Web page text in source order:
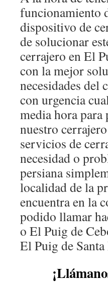
funcionamiento
dispositivo de
de solucionar
cerrajero en El
con la mejor
necesidades del
con urgencia
media hora para
nuestro
servicios de
necesidad o
persiana
localidad de la
encuentra en la
podido llamar
o El Puig de
El Puig de